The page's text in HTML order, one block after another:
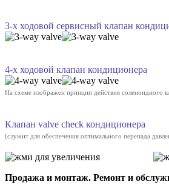
3-х ходовой сервисный клапан
4-х ходовой клапан кондиционера
На схеме изображен принцип действия соленоидного
Клапан valve check кондиционера
(служит для обеспечения оптимального перепада
Продажа и монтаж. Ремонт и